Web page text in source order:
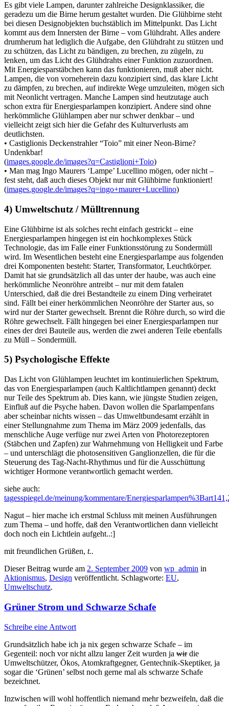
Es gibt viele Lampen, darunter zahlreiche Designklassiker, die
geradezu um die Birne herum gestaltet wurden. Die Glühbirne steht
bei diesen Designobjekten buchstäblich im Mittelpunkt. Das Licht
kommt aus dem Innersten der Birne – vom Glühdraht. Alles andere
drumherum hat lediglich die Aufgabe, den Glühdraht zu stützen und
zu schützen, das Licht zu bändigen, zu brechen, zu zügeln, zu
lenken, um das Licht des Glühdrahts einer Funktion zuzuordnen.
Mit Energiesparstäbchen kann das funktionieren, muß aber nicht.
Lampen, die von vorneherein dazu konzipiert sind, das klare Licht
zu dämpfen, zu brechen, auf indirekte Wege umzuleiten, mögen sich
mit Neonlicht vertragen. Manche Lampen sind heutzutage auch
schon extra für Energiesparlampen konzipiert. Andere sind ohne
herkömmliche Glühlampen aber nur schwer denkbar – und
vielleicht zeigt sich hier die Gefahr des Kulturverlusts am
deutlichsten.
• Castiglionis Deckenstrahler “Toio” mit einer Neon-Birne?
Undenkbar!
(images.google.de/images?q=Castiglioni+Toio)
• Man mag Ingo Maurers ‘Lampe’ Lucellino mögen, oder nicht –
fest steht, daß auch dieses Objekt nur mit Glühbirne funktioniert!
(images.google.de/images?q=ingo+maurer+Lucellino)
4) Umweltschutz / Mülltrennung
Eine Glühbirne ist als solches recht einfach gestrickt – eine
Energiesparlampen hingegen ist ein hochkomplexes Stück
Technologie, das im Falle einer Funktionsstörung zu Sondermüll
wird. Im Wesentlichen besteht eine Energiesparlampe aus folgenden
drei Komponenten besteht: Starter, Transformator, Leuchtkörper.
Damit hat sie grundsätzlich all das unter der haube, was auch eine
herkömmliche Neonröhre antreibt – nur mit dem fatalen
Unterschied, daß die drei Bestandteile zu einem Ding verheiratet
sind. Fällt bei einer herkömmlichen Neonröhre der Starter aus, so
wird nur der Starter gewechselt. Brennt die Röhre durch, so wird die
Röhre gewechselt. Fällt hingegen bei einer Energiesparlampen nur
eines der drei Bauteile aus, werden die zwei anderen Teile ebenfalls
zu Müll – Sondermüll.
5) Psychologische Effekte
Das Licht von Glühlampen leuchtet im kontinuierlichen Spektrum,
das von Energiesparlampen (auch Kaltlichtlampen genannt) deckt
nur Teile des Spektrum ab. Dies kann, wie jüngste Studien zeigen,
Einfluß auf die Psyche haben. Davon wollen die Sparlampenfans
aber scheinbar nichts wissen – das Umweltbundesamt erzählt in
einer Stellungnahme zum Thema im März 2009 jedenfalls, das
menschliche Auge verfüge nur zwei Arten von Photorezeptoren
(Stäbchen und Zapfen) zur Wahrnehmung von Helligkeit und Farbe
– und unterschlägt die photosensitiven Ganglionzellen, die für die
Steuerung des Tag-Nacht-Rhythmus und für die Ausschüttung
wichtiger Hormone verantwortlich gemacht werden.
siehe auch:
tagesspiegel.de/meinung/kommentare/
Nagut – hier mache ich erstmal Schluss mit meinen Ausführungen
zum Thema – und hoffe, daß den Verantwortlichen dann vielleicht
doch noch ein Lichtlein aufgeht..:]
mit freundlichen Grüßen, t..
Dieser Beitrag wurde am 2. September 2009 von wp_admin in
Aktionismus, Design veröffentlicht. Schlagworte: EU,
Umweltschutz.
Grüner Strom und Schwarze Schafe
Schreibe eine Antwort
Grundsätzlich habe ich ja nix gegen schwarze Schafe – im
Gegenteil: noch vor nicht allzu langer Zeit wurden ja wirdie
Umweltschützer, Ökos, Atomkraftgegner, Gentechnik-Skeptiker, ja
sogar die ‘Grünen’ selbst noch gerne mal als schwarze Schafe
bezeichnet.
Inzwischen will wohl hoffentlich niemand mehr bezweifeln, daß die